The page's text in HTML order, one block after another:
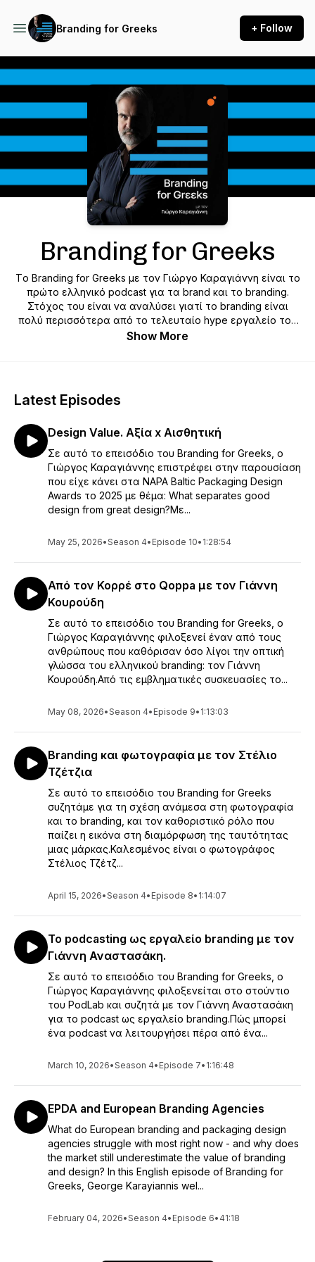
Branding for Greeks + Follow
Branding for Greeks
Tο Branding for Greeks με τον Γιώργο Καραγιάννη είναι το
πρώτο ελληνικό podcast για τα brand και το branding.
Στόχος του είναι να αναλύσει γιατί το branding είναι
πολύ περισσότερα από το τελευταίο hype εργαλείο του
marketing και να εξηγήσει γιατί τα πάντα κάνουν
πουν με επιτυχία τη δική τους ιστορία. Μέσα από αυτή τη
brand μέχρι το γιατί ο ερπετοειδής εγκέφαλός μας είναι ο
καλύτερος φίλος των brand. Επιθυμία του είναι να
βοηθήσει στην πράξη επιχειρήσεις, από μία startup μέχρι
μία πολυεθνική, να κατανοήσουν με απλά λόγια τη
δύναμη του branding και να ξεκινήσει μία ανοικτή
συζήτηση για τα brand στην Ελλάδα.
Show More
Latest Episodes
Design Value. Αξία x Αισθητική
Σε αυτό το επεισόδιο του Branding for Greeks, ο
Γιώργος Καραγιάννης επιστρέφει στην παρουσίαση
που είχε κάνει στα NAPA Baltic Packaging Design
Awards το 2025 με θέμα: What separates good
design from great design?Με...
May 25, 2026•Season 4• Episode 10• 1:28:54
Από τον Κορρέ στο Qoppa με τον Γιάννη
Κουρούδη
Σε αυτό το επεισόδιο του Branding for Greeks, ο
Γιώργος Καραγιάννης φιλοξενεί έναν από τους
ανθρώπους που καθόρισαν όσο λίγοι την οπτική
γλώσσα του ελληνικού branding: τον Γιάννη
Κουρούδη.Από τις εμβληματικές συσκευασίες το...
May 08, 2026•Season 4• Episode 9• 1:13:03
Branding και φωτογραφία με τον Στέλιο
Τζέτζια
Σε αυτό το επεισόδιο του Branding for Greeks
συζητάμε για τη σχέση ανάμεσα στη φωτογραφία
και το branding, και τον καθοριστικό ρόλο που
παίζει η εικόνα στη διαμόρφωση της ταυτότητας
μιας μάρκας.Καλεσμένος είναι ο φωτογράφος
Στέλιος Τζέτζ...
April 15, 2026•Season 4• Episode 8• 1:14:07
Το podcasting ως εργαλείο branding με τον
Γιάννη Αναστασάκη.
Σε αυτό το επεισόδιο του Branding for Greeks, ο
Γιώργος Καραγιάννης φιλοξενείται στο στούντιο
του PodLab και συζητά με τον Γιάννη Αναστασάκη
για το podcast ως εργαλείο branding.Πώς μπορεί
ένα podcast να λειτουργήσει πέρα από ένα...
March 10, 2026•Season 4• Episode 7• 1:16:48
EPDA and European Branding Agencies
What do European branding and packaging design
agencies struggle with most right now - and why does
the market still underestimate the value of branding
and design? In this English episode of Branding for
Greeks, George Karayiannis wel...
February 04, 2026•Season 4• Episode 6• 41:18